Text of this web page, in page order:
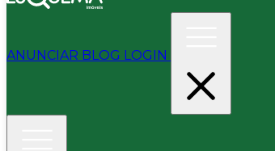
ANUNCIAR BLOG LOGIN